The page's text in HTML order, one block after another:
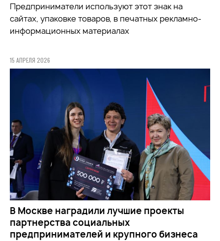
Предприниматели используют этот знак на
сайтах, упаковке товаров, в печатных рекламно-
информационных материалах
15 АПРЕЛЯ 2026
В Москве наградили лучшие проекты
партнерства социальных
предпринимателей и крупного бизнеса